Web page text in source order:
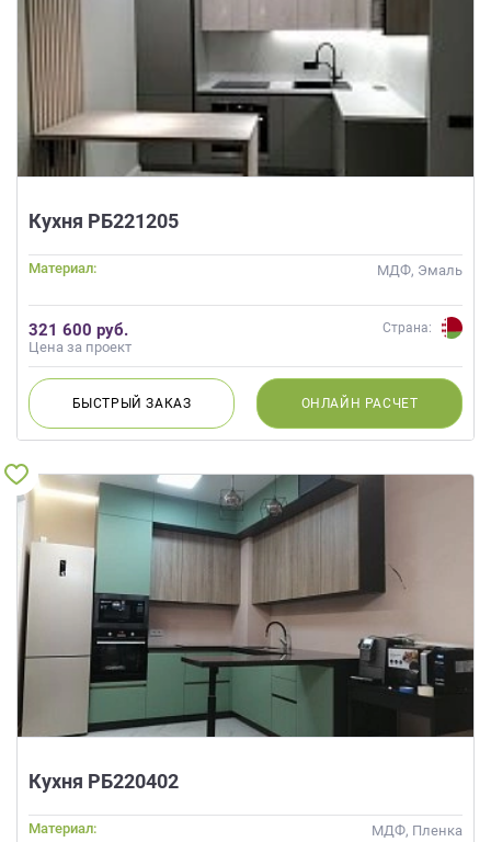
Кухня РБ221205
Материал: МДФ, Эмаль
321 600 руб.
Цена за проект
Страна:
БЫСТРЫЙЗАКАЗ ОНЛАЙН РАСЧЕТ
Кухня РБ220402
Материал: МДФ, Пленка